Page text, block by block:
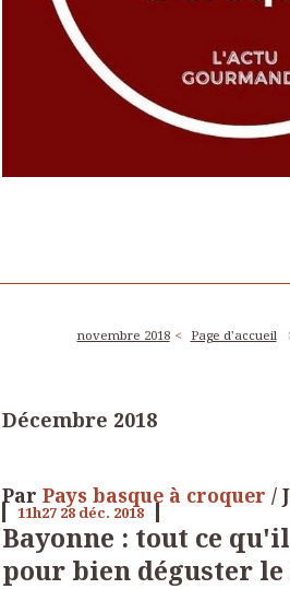
novembre 2018 Page d'accueil
Décembre 2018
Par Pays basque à croquer /
11h27 28 déc. 2018
Bayonne : tout ce
pour bien déguster le